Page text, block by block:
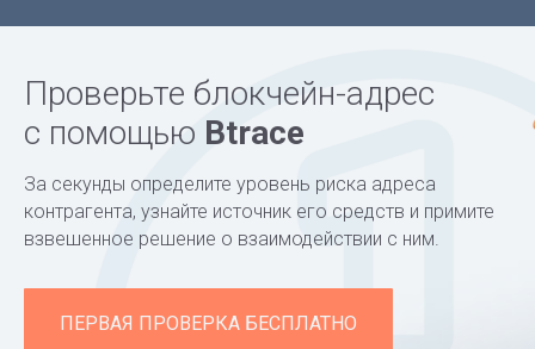
Проверьте блокчейн-адрес
с помощью Btrace
За секунды определите уровень риска адреса
контрагента, узнайте источник его средств и примите
взвешенное решение о взаимодействии с ним.
ПЕРВАЯ ПРОВЕРКА БЕСПЛАТНО